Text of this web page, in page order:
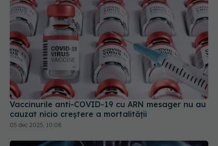
Vaccinurile anti-COVID-19 cu ARN mesager nu au
cauzat nicio creştere a mortalităţii
05 dec 2025, 10:08